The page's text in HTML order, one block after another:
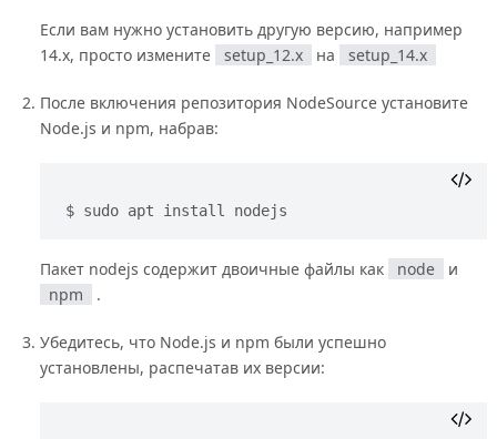
Если вам нужно установить другую версию, например
14.x, просто измените
setup_12.x на setup_14.x
После включения репозитория NodeSource установите
Node.js и npm, набрав:
sudo apt install nodejs
Пакет nodejs содержит двоичные файлы как node
и
npm
.
Убедитесь, что Node.js и npm были успешно
установлены, распечатав их версии: